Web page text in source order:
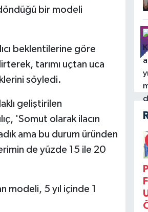
bir modeli
beklentilerine göre
tarımı uçtan uca
söyledi.
geliştirilen
'Somut olarak ilacın
ama bu durum üründen
de yüzde 15 ile 20
modeli, 5 yıl içinde 1